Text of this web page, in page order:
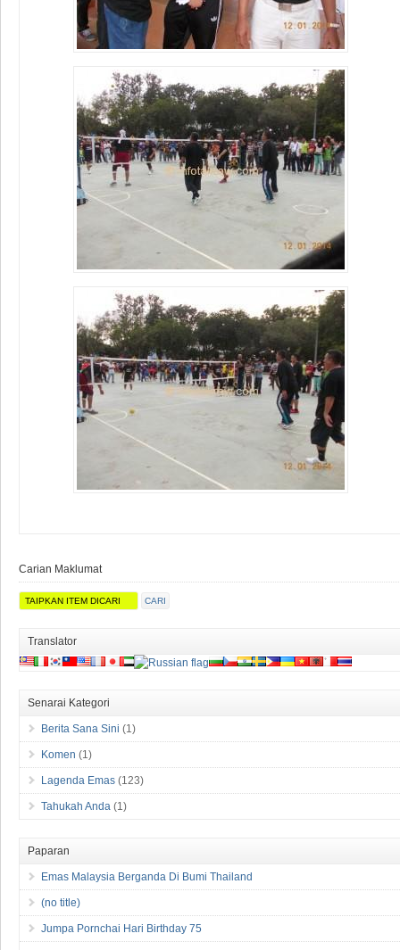
Carian Maklumat
Translator
Senarai Kategori
Berita Sana Sini (1)
Komen (1)
Lagenda Emas (123)
Tahukah Anda (1)
Paparan
Emas Malaysia Berganda Di Bumi Thailand
(no title)
Jumpa Pornchai Hari Birthday 75